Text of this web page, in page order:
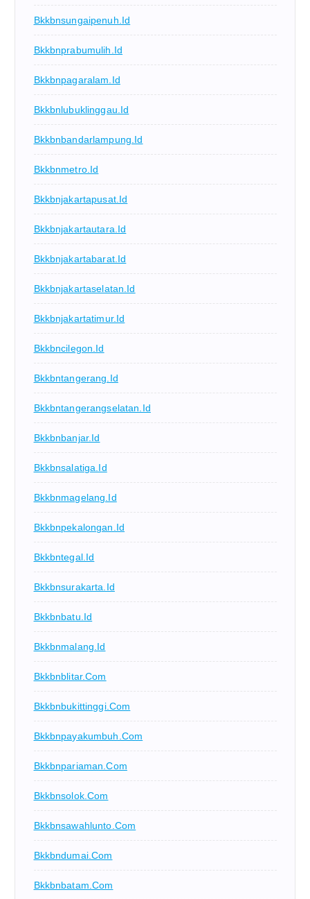
Bkkbnsungaipenuh.id
Bkkbnprabumulih.id
Bkkbnpagaralam.id
Bkkbnlubuklinggau.id
Bkkbnbandarlampung.id
Bkkbnmetro.id
Bkkbnjakartapusat.id
Bkkbnjakartautara.id
Bkkbnjakartabarat.id
Bkkbnjakartaselatan.id
Bkkbnjakartatimur.id
Bkkbncilegon.id
Bkkbntangerang.id
Bkkbntangerangselatan.id
Bkkbnbanjar.id
Bkkbnsalatiga.id
Bkkbnmagelang.id
Bkkbnpekalongan.id
Bkkbntegal.id
Bkkbnsurakarta.id
Bkkbnbatu.id
Bkkbnmalang.id
Bkkbnblitar.com
Bkkbnbukittinggi.com
Bkkbnpayakumbuh.com
Bkkbnpariaman.com
Bkkbnsolok.com
Bkkbnsawahlunto.com
Bkkbndumai.com
Bkkbnbatam.com